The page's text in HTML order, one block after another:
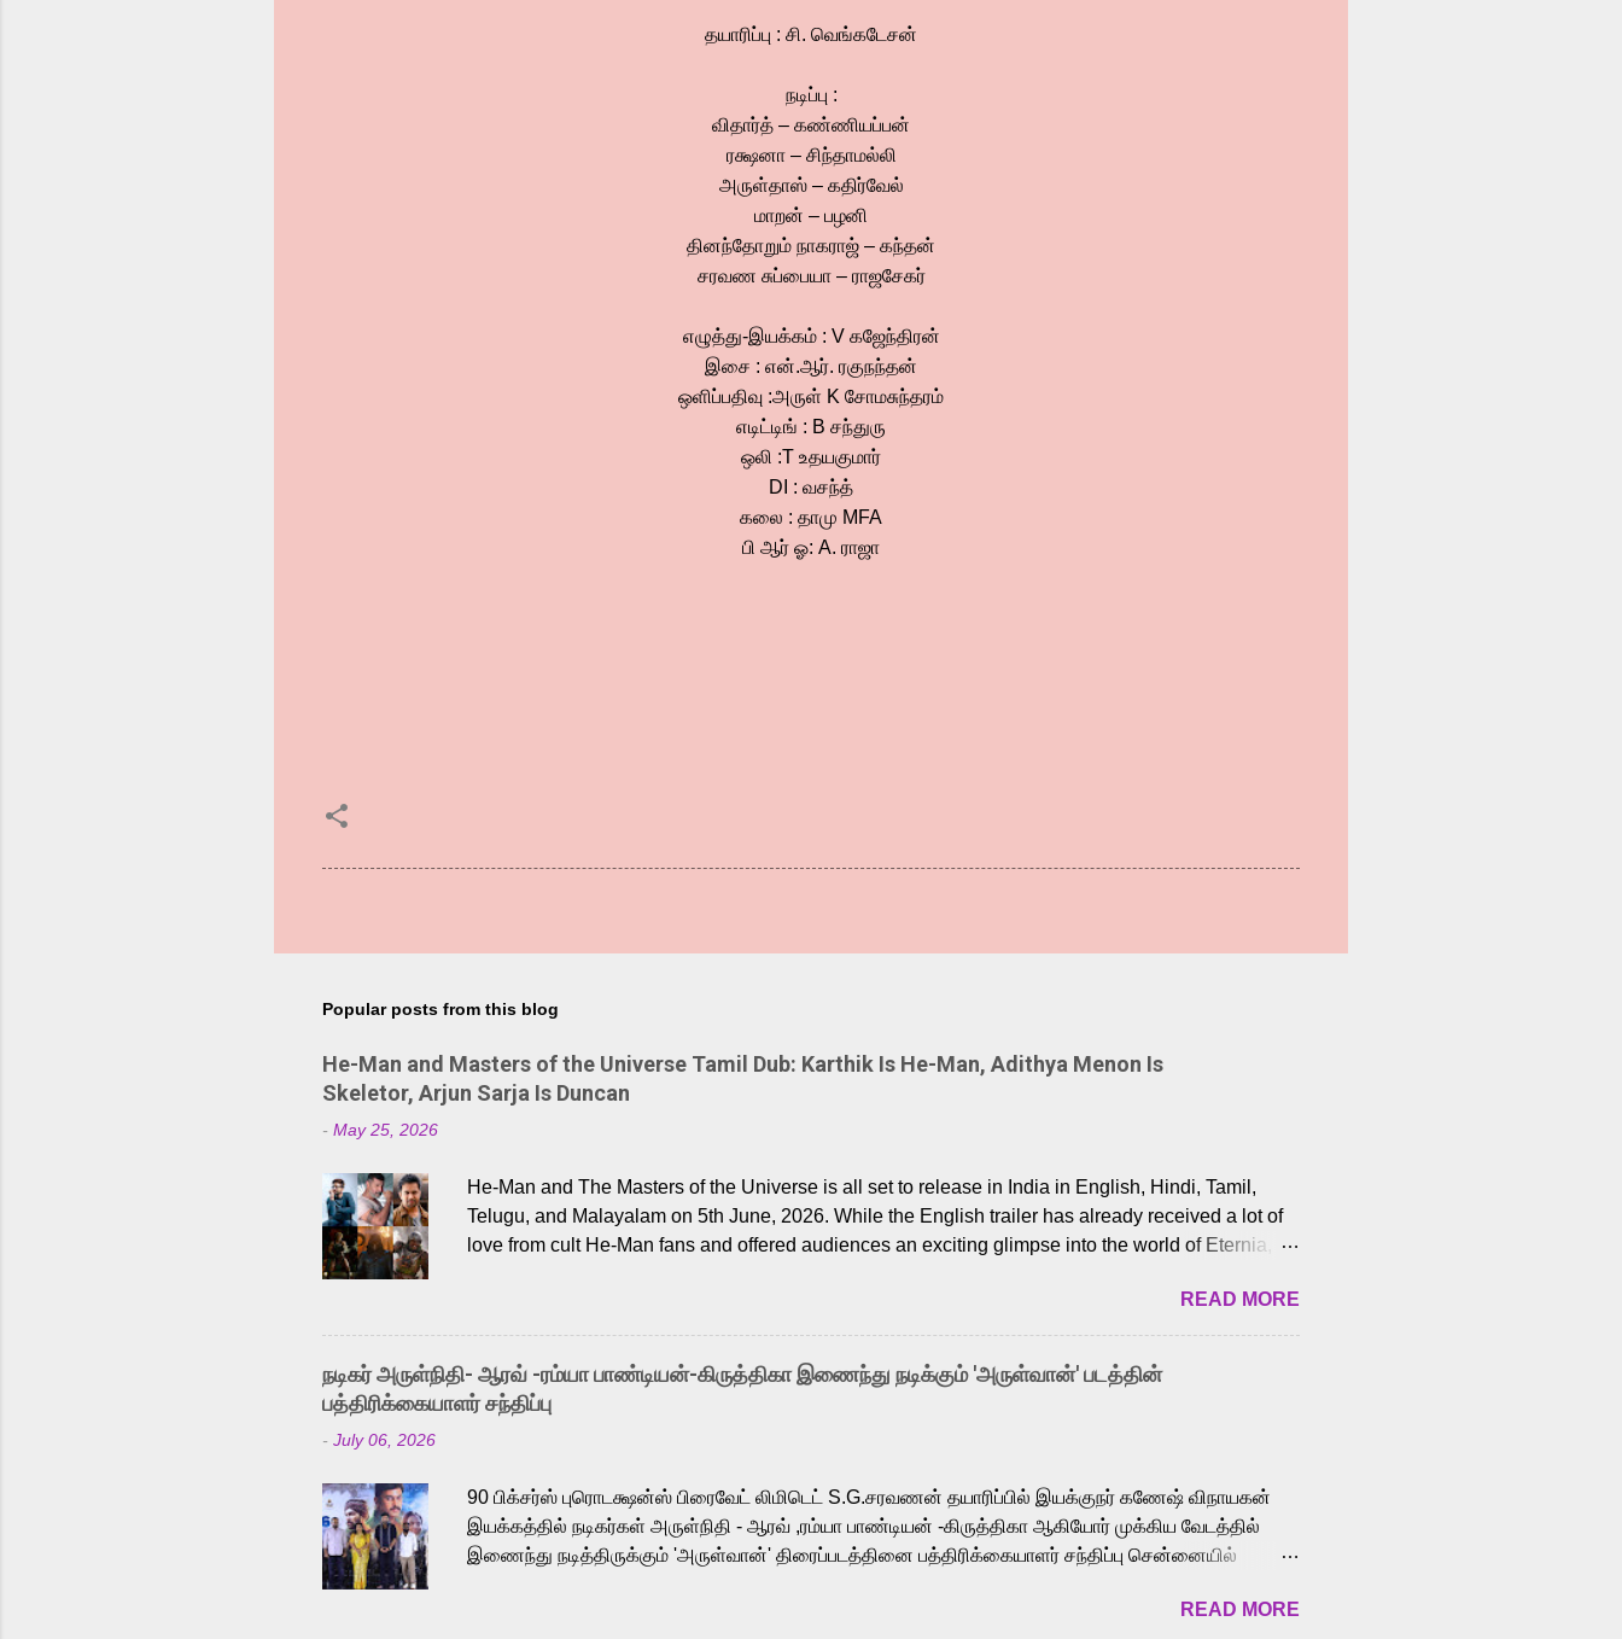
தயாரிப்பு : சி. வெங்கடேசன்
நடிப்பு :
விதார்த் – கண்ணியப்பன்
ரக்ஷனா – சிந்தாமல்லி
அருள்தாஸ் – கதிர்வேல்
மாறன் – பழனி
தினந்தோறும் நாகராஜ் – கந்தன்
சரவண சுப்பையா – ராஜசேகர்
எழுத்து-இயக்கம் : V கஜேந்திரன்
இசை : என்.ஆர். ரகுநந்தன்
ஒளிப்பதிவு :அருள் K சோமசுந்தரம்
எடிட்டிங் : B சந்துரு
ஒலி :T உதயகுமார்
DI : வசந்த்
கலை : தாமு MFA
பி ஆர் ஓ: A. ராஜா
Popular posts from this blog
He-Man and Masters of the Universe Tamil Dub: Karthik Is He-Man, Adithya Menon Is
Skeletor, Arjun Sarja Is Duncan
- May 25, 2026
He-Man and The Masters of the Universe is all set to release in India in English, Hindi, Tamil,
Telugu, and Malayalam on 5th June, 2026. While the English trailer has already received a lot of
love from cult He-Man fans and offered audiences an exciting glimpse into the world of Eternia,
Adding to the growing buzz is the film’s powerful Tamil voice cast led by celebrated playback
singer Karthik, who lends his voice to the iconic superhero He-Man. Known for memorable songs
like “Behene De” from Raavan, “Oru Maalai” from Ghajini, and “Mun Andhi” from 7 Aum Arivu,
Karthik is loved for his versatile voice and strong command over multiple languages, making him
a strong fit for the legendary character. Adithya Menon, known for portraying memorable
READ MORE
நடிகர் அருள்நிதி- ஆரவ் -ரம்யா பாண்டியன்-கிருத்திகா இணைந்து நடிக்கும் 'அருள்வான்' படத்தின்
பத்திரிக்கையாளர் சந்திப்பு
- July 06, 2026
90 பிக்சர்ஸ் புரொடக்ஷன்ஸ் பிரைவேட் லிமிடெட் S.G.சரவணன் தயாரிப்பில் இயக்குநர் கணேஷ் விநாயகன்
இயக்கத்தில் நடிகர்கள் அருள்நிதி - ஆரவ் ,ரம்யா பாண்டியன் -கிருத்திகா ஆகியோர் முக்கிய வேடத்தில்
இணைந்து நடித்திருக்கும் 'அருள்வான்' திரைப்படத்தினை பத்திரிக்கையாளர் சந்திப்பு சென்னையில்
அருள்நிதி, ஆரவ், காளி வெங்கட், ரம்யா பாண்டியன், வி டி வி கணேஷ் , ஜான் விஜய், பேபி கிருத்திகா,READ MORE